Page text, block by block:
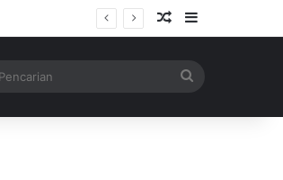
Artikel Acak
Sidebar
Acak